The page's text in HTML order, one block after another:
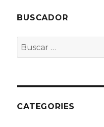
BUSCADOR
Buscar
por:
CATEGORIES